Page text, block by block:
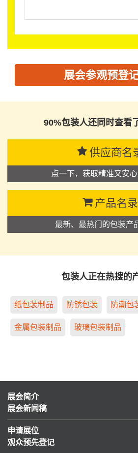
展会参观预登
90%包装人还同时查看
供应商名
点一下，获取精准又安
产品名录
最新、最热门的包装产
包装人正在热搜的
纸包装制品 防锈包装 防潮包
金属包装制品 玻璃包装制品
展会简介
展会新闻稿
申请展位
观众预先登记